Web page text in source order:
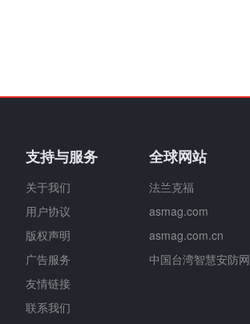
支持与服务
关于我们
用户协议
版权声明
广告服务
友情链接
联系我们
全球网站
法兰克福
asmag.com
asmag.com.cn
中国台湾智慧安防网